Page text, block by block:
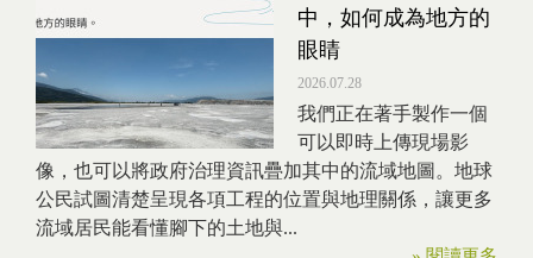
中，如何成為地方的
眼睛
2026.07.28
我們正在著手製作一個
可以即時上傳現場影
像，也可以將政府治理資訊疊加其中的流域地圖。地球
公民試圖清楚呈現各項工程的位置與地理關係，讓更多
流域居民能看懂腳下的土地與...